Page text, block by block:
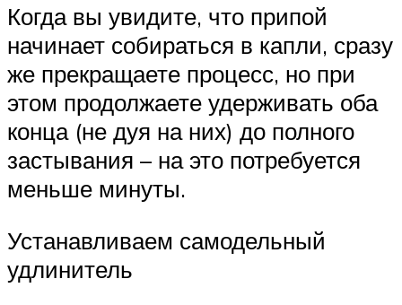
Когда вы увидите, что припой
начинает собираться в капли, сразу
же прекращаете процесс, но при
этом продолжаете удерживать оба
конца (не дуя на них) до полного
застывания – на это потребуется
меньше минуты.
Устанавливаем самодельный
удлинитель